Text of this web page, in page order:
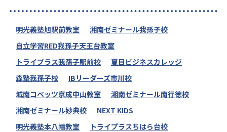
明光義塾旭駅前教室
湘南ゼミナール我孫子校
自立学習RED我孫子天王台教室
トライプラス我孫子駅前校
夏目ビジネスカレッジ
森塾我孫子校
IBリーダーズ市川校
城南コベッツ京成中山教室
湘南ゼミナール南行徳校
湘南ゼミナール妙典校
NEXT KIDS
明光義塾本八幡教室
トライプラスちはら台校